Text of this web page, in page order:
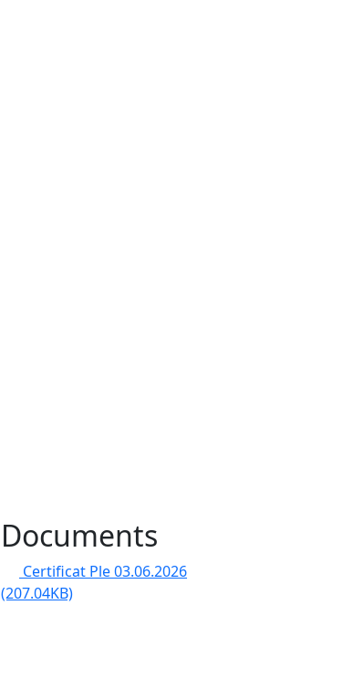
Documents
Certificat Ple 03.06.2026
(207.04KB)